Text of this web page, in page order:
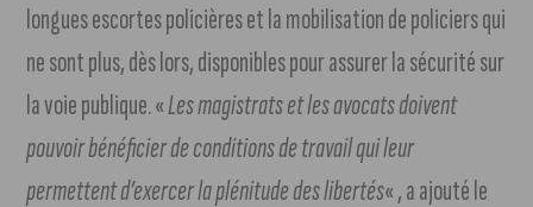
longues escortes policières et la mobilisation de policiers qui
ne sont plus, dès lors, disponibles pour assurer la sécurité sur
la voie publique. «Les magistrats et les avocats doivent
pouvoir bénéficier de conditions de travail qui leur
permettent d’exercer la plénitude des libertés« , a ajouté le